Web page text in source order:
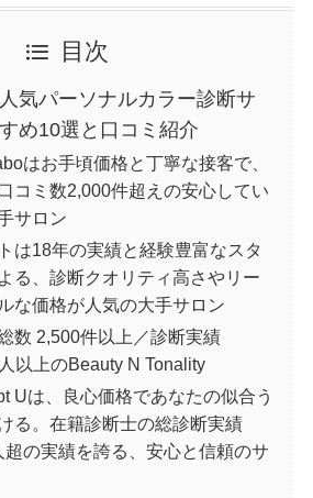
目次
気パーソナルカラー診断サ
め10選と口コミ紹介
はお手頃価格と丁寧な接客で、
コミ数2,000件超えの安心してい
サロン
は18年の実績と経験豊富なスタ
る、診断クオリティ高さやリー
な価格が人気の大手サロン
数 2,500件以上／診断実績
以上のBeauty N Tonality
Uは、良心価格であなたの似合う
る。在籍診断士の総診断実績
超の実績を誇る、安心と信頼のサ